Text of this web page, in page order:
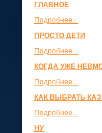
ГЛАВНОЕ
Подробнее...
ПРОСТО ДЕТИ
Подробнее...
КОГДА УЖЕ
Подробнее...
КАК ВЫБРАТЬ
Подробнее...
НУ